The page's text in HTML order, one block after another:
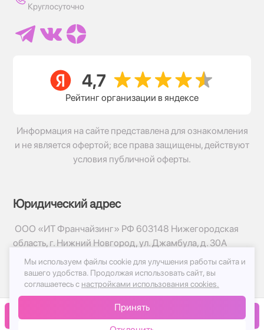
В корзину
Круглосуточно
Рейтинг организации в яндексе
Информация на сайте представлена для ознакомления
и не является офертой; все права защищены, действуют
условия публичной оферты.
Юридический адрес
ООО «ИТ Франчайзинг» РФ 603148 Нижегородская
область, г. Нижний Новгород, ул. Джамбула, д. 30А
© 2017-2026г, База Цветов 24.ру
Политика конфиденциальности
Публичная оферта
Мы используем файлы cookie для улучшения работы сайта и
вашего удобства. Продолжая использовать сайт, вы
соглашаетесь с настройками использования cookies.
Принять